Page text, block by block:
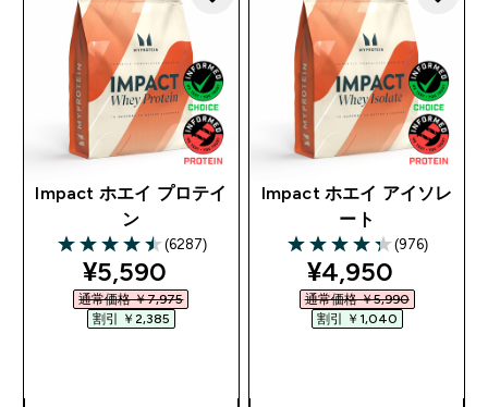
Impact ホエイ プロテイ
ン
4.48 out of 5 stars
(6287)
discounted price
¥5,590‎
通常価格 ￥7,975‎
割引 ￥2,385‎
Impact ホエイ アイソレ
ート
4.31 out of 5 stars
(976)
discounted
¥4,950‎
通常価格 ￥5,990‎
割引 ￥1,040‎